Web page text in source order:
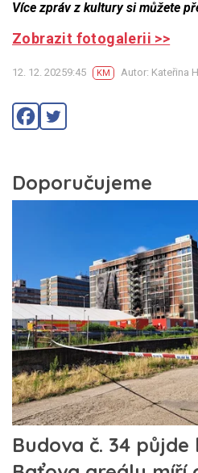
Více zpráv z kultury si můžete
Zobrazit fotogalerii >>
12. 12. 20259:45 KM Autor: Kateřina